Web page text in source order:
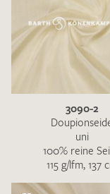
3090-2
uni
100% reine
115 g/lfm, 137